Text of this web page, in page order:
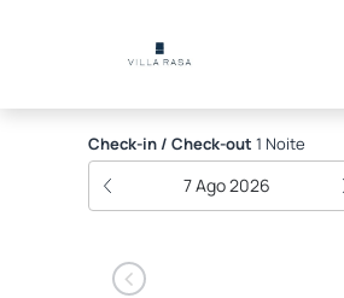
Villa Rasa
Check-in / Check-out 1 Noite
7 Ago 2026
‹